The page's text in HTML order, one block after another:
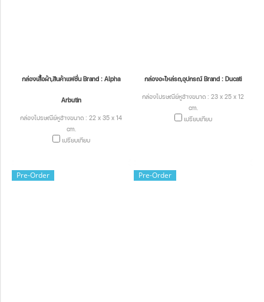
กล่องเสื้อผ้า,สินค้าแฟชั่น Brand : Alpha
Arbutin
กล่องไปรษณีย์หูช้างขนาด : 22 x 35 x 14
cm.
เปรียบเทียบ
กล่องอะไหล่รถ,อุปกรณ์ Brand : Ducati
กล่องไปรษณีย์หูช้างขนาด : 23 x 25 x 12
cm.
เปรียบเทียบ
Pre-Order Pre-Order